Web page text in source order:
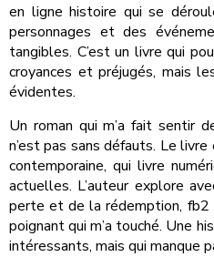
en ligne histoire qui se
personnages et des
tangibles. C’est un livre qui
croyances et préjugés, mais
évidentes.
Un roman qui m’a fait sentir
n’est pas sans défauts. Le
contemporaine, qui livre
actuelles. L’auteur explore
perte et de la rédemption, fb2
poignant qui m’a touché. Une
intéressants, mais qui manque